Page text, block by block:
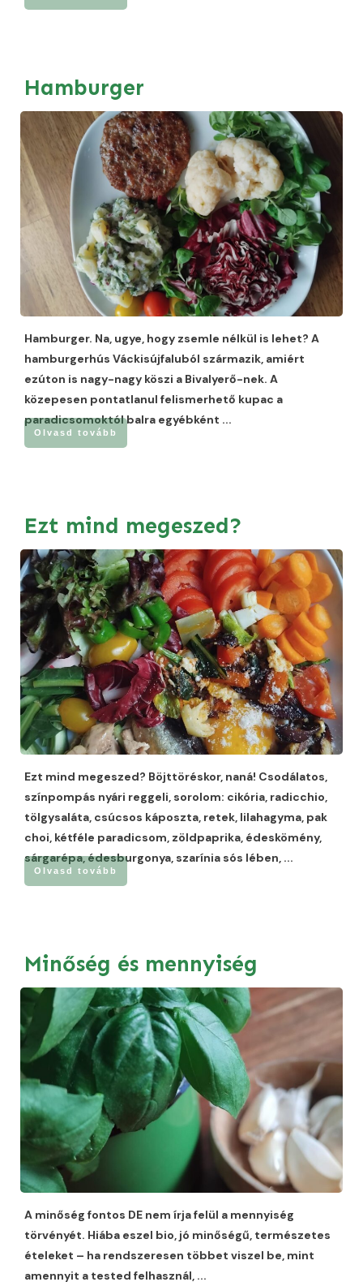
Hamburger
Hamburger. Na, ugye, hogy zsemle nélkül is lehet? A
hamburgerhús Váckisújfaluból származik, amiért
ezúton is nagy-nagy köszi a Bivalyerő-nek. A
közepesen pontatlanul felismerhető kupac a
paradicsomoktól balra egyébként ...
Olvasd tovább
Ezt mind megeszed?
Ezt mind megeszed? Böjttöréskor, naná! Csodálatos,
színpompás nyári reggeli, sorolom: cikória, radicchio,
tölgysaláta, csúcsos káposzta, retek, lilahagyma, pak
choi, kétféle paradicsom, zöldpaprika, édeskömény,
sárgarépa, édesburgonya, szarínia sós lében, ...
Olvasd tovább
Minőség és mennyiség
A minőség fontos DE nem írja felül a mennyiség
törvényét. Hiába eszel bio, jó minőségű, természetes
ételeket – ha rendszeresen többet viszel be, mint
amennyit a tested felhasznál, ...